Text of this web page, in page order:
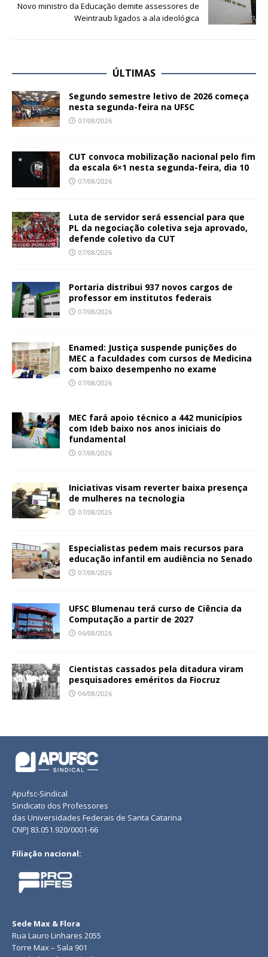
Novo ministro da Educação demite assessores de
Weintraub ligados a ala ideológica
ÚLTIMAS
Segundo semestre letivo de 2026 começa
nesta segunda-feira na UFSC
07/08/2026
CUT convoca mobilização nacional pelo fim
da escala 6×1 nesta segunda-feira, dia 10
07/08/2026
Luta de servidor será essencial para que
PL da negociação coletiva seja aprovado,
defende coletivo da CUT
07/08/2026
Portaria distribui 937 novos cargos de
professor em institutos federais
07/08/2026
Enamed: Justiça suspende punições do
MEC a faculdades com cursos de Medicina
com baixo desempenho no exame
07/08/2026
MEC fará apoio técnico a 442 municípios
com Ideb baixo nos anos iniciais do
fundamental
07/08/2026
Iniciativas visam reverter baixa presença
de mulheres na tecnologia
07/08/2026
Especialistas pedem mais recursos para
educação infantil em audiência no Senado
07/08/2026
UFSC Blumenau terá curso de Ciência da
Computação a partir de 2027
06/08/2026
Cientistas cassados pela ditadura viram
pesquisadores eméritos da Fiocruz
06/08/2026
Apufsc-Sindical
Sindicato dos Professores
das Universidades Federais de Santa Catarina
CNPJ 83.051.920/0001-66
Filiação nacional:
Sede Max & Flora
Rua Lauro Linhares 2055
Torre Max – Sala 901